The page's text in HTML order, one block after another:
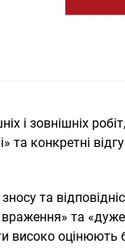
зовнішніх
конкретні
та
та
високо